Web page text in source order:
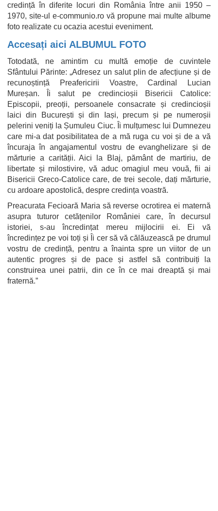
credință în diferite locuri din România între anii 1950 –
1970, site-ul e-communio.ro vă propune mai multe albume
foto realizate cu ocazia acestui eveniment.
Accesați aici ALBUMUL FOTO
Totodată, ne amintim cu multă emoție de cuvintele
Sfântului Părinte: „Adresez un salut plin de afecțiune și de
recunoștință Preafericirii Voastre, Cardinal Lucian
Mureșan.
Îi salut pe credincioșii Bisericii Catolice:
Episcopii, preoții, persoanele consacrate și credincioșii
laici din București și din Iași, precum și pe numeroșii
pelerini veniți la Șumuleu Ciuc. Îi mulțumesc lui Dumnezeu
care mi-a dat posibilitatea de a mă ruga cu voi și de a vă
încuraja în angajamentul vostru de evanghelizare și de
mărturie a carității. Aici la Blaj, pământ de martiriu, de
libertate și milostivire, vă aduc omagiul meu vouă, fii ai
Bisericii Greco-Catolice care, de trei secole, dați mărturie,
cu ardoare apostolică, despre credința voastră.
Preacurata Fecioară Maria să reverse ocrotirea ei maternă
asupra tuturor cetățenilor României care, în decursul
istoriei, s-au încredințat mereu mijlocirii ei. Ei vă
încredințez pe voi toți și Îi cer să vă călăuzească pe drumul
vostru de credință, pentru a înainta spre un viitor de un
autentic progres și de pace și astfel să contribuiți la
construirea unei patrii, din ce în ce mai dreaptă și mai
fraternă.”